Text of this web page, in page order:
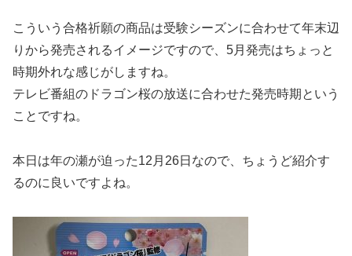
こういう合格祈願の商品は受験シーズンに合わせて年末辺
りから発売されるイメージですので、5月発売はちょっと
時期外れな感じがしますね。
テレビ番組のドラゴン桜の放送に合わせた発売時期という
ことですね。
本日は年の瀬が迫った12月26日なので、ちょうど紹介す
るのに良いですよね。